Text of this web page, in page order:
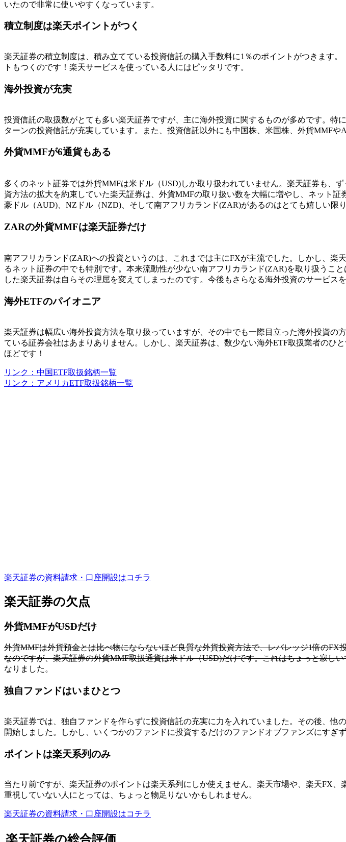
いたので非常に使いやすくなっています。
積立制度は楽天ポイントがつく
楽天証券の積立制度は、積み立てている投資信託の購入手数料に1％のポイントがつきます。
トもつくのです！楽天サービスを使っている人にはピッタリです。
海外投資が充実
投資信託の取扱数がとても多い楽天証券ですが、主に海外投資に関するものが多めです。
ターンの投資信託が充実しています。また、投資信託以外にも中国株、米国株、外貨MMFや
外貨MMFが6通貨もある
多くのネット証券では外貨MMFは米ドル（USD)しか取り扱われていません。楽天証券も、
資方法の拡大を約束していた楽天証券は、外貨MMFの取り扱い数を大幅に増やし、ネット証
豪ドル（AUD)、NZドル（NZD)、そして南アフリカランド(ZAR)があるのはとても嬉しい限
ZARの外貨MMFは楽天証券だけ
南アフリカランド(ZAR)への投資というのは、これまでは主にFXが主流でした。しかし、
るネット証券の中でも特別です。本来流動性が少ない南アフリカランド(ZAR)を取り扱うこ
した楽天証券は自らその理屈を変えてしまったのです。今後もさらなる海外投資のサービス
海外ETFのパイオニア
楽天証券は幅広い海外投資方法を取り扱っていますが、その中でも一際目立った海外投資の
ている証券会社はあまりありません。しかし、楽天証券は、数少ない海外ETF取扱業者のひ
ほどです！
リンク：中国ETF取扱銘柄一覧
リンク：アメリカETF取扱銘柄一覧
楽天証券の資料請求・口座開設はコチラ
楽天証券の欠点
外貨MMFがUSDだけ
外貨MMFは外貨預金とは比べ物にならないほど良質な外貨投資方法で、レバレッジ1倍の
なのですが、楽天証券の外貨MMF取扱通貨は米ドル（USD)だけです。これはちょっと寂し
なりました。
独自ファンドはいまひとつ
楽天証券では、独自ファンドを作らずに投資信託の充実に力を入れていました。その後、
開始しました。しかし、いくつかのファンドに投資するだけのファンドオブファンズにすぎ
ポイントは楽天系列のみ
当たり前ですが、楽天証券のポイントは楽天系列にしか使えません。楽天市場や、楽天FX
重視していない人 にとっては、ちょっと物足りないかもしれません。
楽天証券の資料請求・口座開設はコチラ